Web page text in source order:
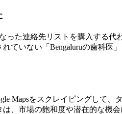
った連絡先リストを購入する
ていない「Bengaluruの歯科
Mapsをスクレイピングして
、市場の飽和度や潜在的な機